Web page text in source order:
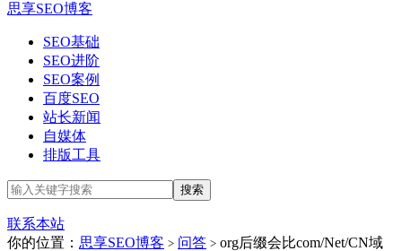
思享SEO博客
SEO基础
SEO进阶
SEO案例
百度SEO
站长新闻
自媒体
排版工具
联系本站
你的位置： 思享SEO博客 > 问答 > org后缀会比com/Net/CN域